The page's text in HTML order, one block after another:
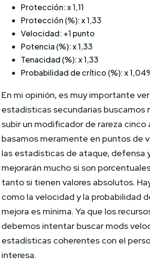
Protección: x 1,11
Protección (%): x 1,33
Velocidad: +1 punto
Potencia (%): x 1,33
Tenacidad (%): x 1,33
Probabilidad de crítico (%): x
En mi opinión, es muy importante
estadísticas secundarias buscamos
subir un modificador de rareza cinco
basamos meramente en puntos de
las estadísticas de ataque, defensa
mejorarán mucho si son
tanto si tienen valores absolutos.
como la velocidad y la probabilidad
mejora es mínima. Ya que los
debemos intentar buscar mods
estadísticas coherentes con el
interesa.